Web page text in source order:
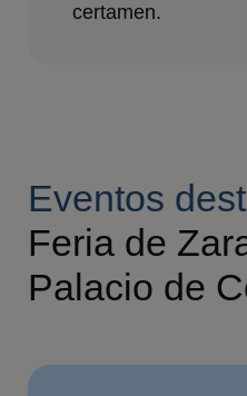
certamen.
Eventos
Feria de
Palacio de